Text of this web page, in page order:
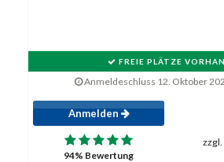
FREIE PLÄTZE
Anmeldeschluss 12. Oktober
Anmelden
94% Bewertung